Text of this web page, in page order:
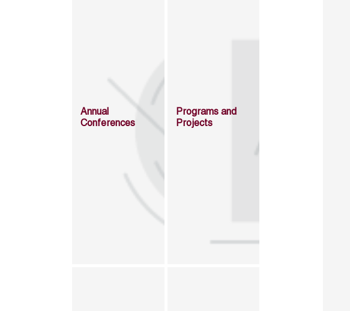
Annual
Conferences
Programs and
Projects